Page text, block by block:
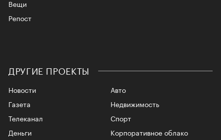
Вещи
Репост
ДРУГИЕ ПРОЕКТЫ
Новости
Газета
Телеканал
Авто
Недвижимость
Спорт
Корпоративное облако
Деньги